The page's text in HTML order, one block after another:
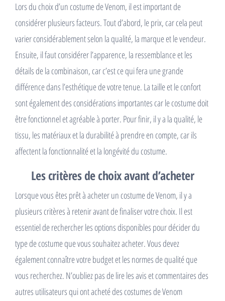
Lors du choix d’un costume de Venom, il est important de
considérer plusieurs facteurs. Tout d’abord, le prix, car cela peut
varier considérablement selon la qualité, la marque et le vendeur.
Ensuite, il faut considérer l’apparence, la ressemblance et les
détails de la combinaison, car c’est ce qui fera une grande
différence dans l’esthétique de votre tenue. La taille et le confort
sont également des considérations importantes car le costume doit
être fonctionnel et agréable à porter. Pour finir, il y a la qualité, le
tissu, les matériaux et la durabilité à prendre en compte, car ils
affectent la fonctionnalité et la longévité du costume.
Les critères de choix avant d’acheter
Lorsque vous êtes prêt à acheter un costume de Venom, il y a
plusieurs critères à retenir avant de finaliser votre choix. Il est
essentiel de rechercher les options disponibles pour décider du
type de costume que vous souhaitez acheter. Vous devez
également connaître votre budget et les normes de qualité que
vous recherchez. N’oubliez pas de lire les avis et commentaires des
autres utilisateurs qui ont acheté des costumes de Venom